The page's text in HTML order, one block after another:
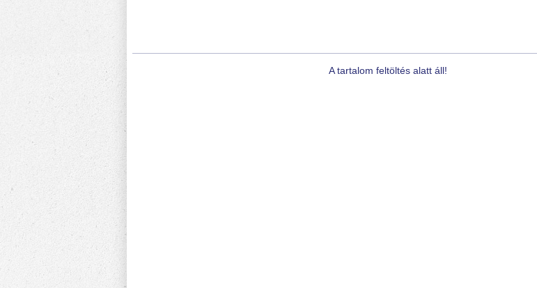
A tartalom feltöltés alatt áll!